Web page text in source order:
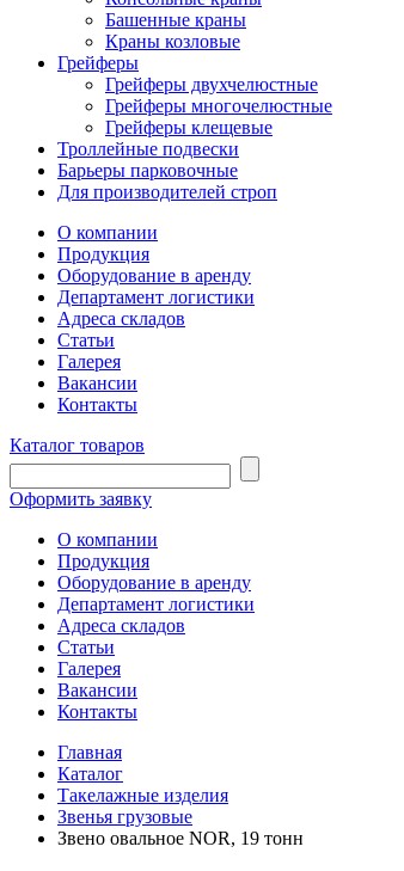
Башенные краны
Краны козловые
Грейферы
Грейферы двухчелюстные
Грейферы многочелюстные
Грейферы клещевые
Троллейные подвески
Барьеры парковочные
Для производителей строп
О компании
Продукция
Оборудование в аренду
Департамент логистики
Адреса складов
Статьи
Галерея
Вакансии
Контакты
Каталог товаров
Оформить заявку
О компании
Продукция
Оборудование в аренду
Департамент логистики
Адреса складов
Статьи
Галерея
Вакансии
Контакты
Главная
Каталог
Такелажные изделия
Звенья грузовые
Звено овальное NOR, 19 тонн